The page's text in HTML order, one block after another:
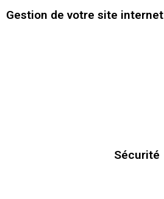
Gestion de votre site internet
Sécurité